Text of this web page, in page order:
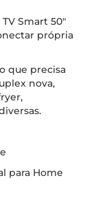
Smart 50"
própria
que precisa
nova,
para Home